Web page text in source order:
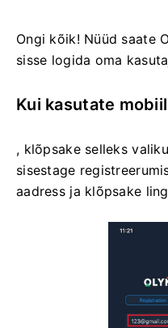
Ongi kõik! Nüüd saate
sisse logida oma
Kui kasutate
, klõpsake selleks
sisestage
aadress ja klõpsake